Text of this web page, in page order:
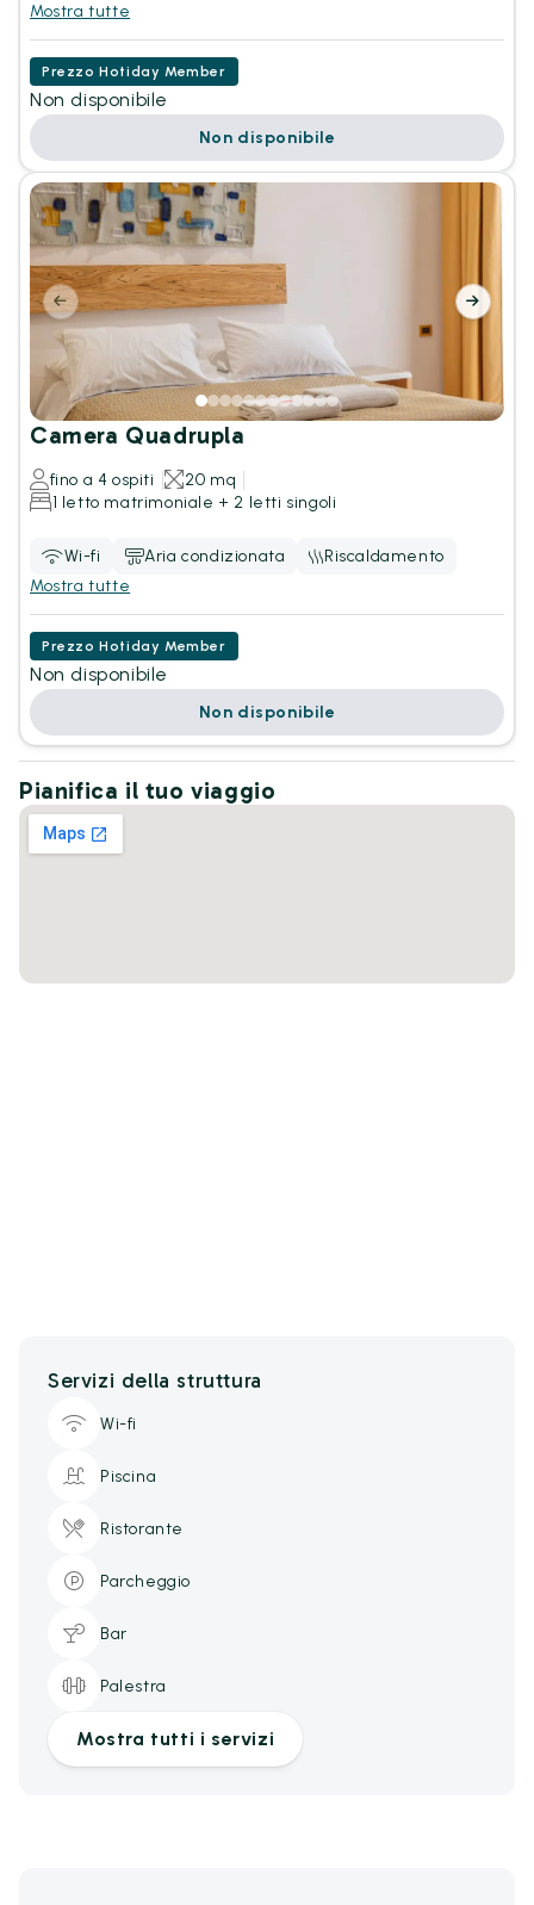
Mostra tutte
Prezzo Hotiday Member
Non disponibile
Non disponibile
Camera Quadrupla
fino a 4 ospiti
20 mq
1 letto matrimoniale + 2 letti singoli
Wi-fi Aria condizionata
Riscaldamento
Mostra tutte
Prezzo Hotiday Member
Non disponibile
Non disponibile
Pianifica il tuo viaggio
Servizi della struttura
Wi-fi
Piscina
Ristorante
Parcheggio
Bar
Palestra
Mostra tutti i servizi